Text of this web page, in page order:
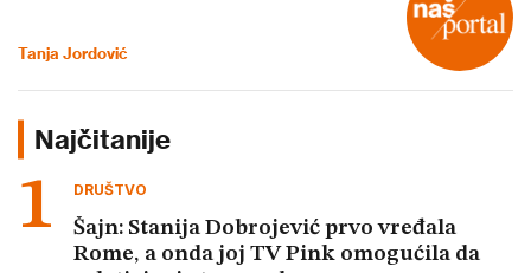
Tanja Jordović
Najčitanije
DRUŠTVO
Šajn: Stanija Dobrojević prvo vređala
Rome, a onda joj TV Pink omogućila da